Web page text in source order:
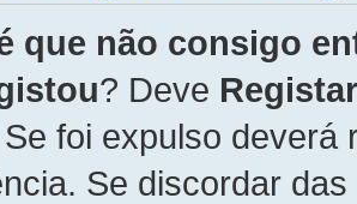
que não consigo
? Deve
foi expulso
Se discordar